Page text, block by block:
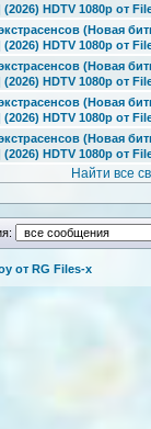
(2026) HDTV 1080р от
(Новая
(2026) HDTV 1080р от
(Новая
(2026) HDTV 1080р от
(Новая
(2026) HDTV 1080р от
(Новая
(2026) HDTV 1080р от
Найти все
от RG Files-x